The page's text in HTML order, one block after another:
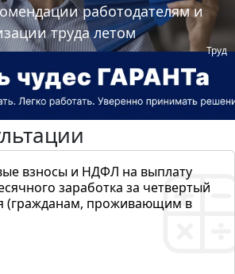
работодателям и
труда летом
Труд
взносы и НДФЛ на выплату
заработка за четвертый
(гражданам, проживающим в